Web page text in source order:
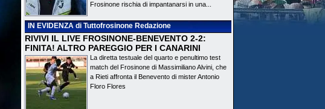
Frosinone rischia di impantanarsi in una...
IN EVIDENZAdi Tuttofrosinone Redazione
RIVIVI IL LIVE FROSINONE-BENEVENTO 2-2:
FINITA! ALTRO PAREGGIO PER I CANARINI
La diretta testuale del quarto e penultimo test
match del Frosinone di Massimiliano Alvini, che
a Rieti affronta il Benevento di mister Antonio
Floro Flores